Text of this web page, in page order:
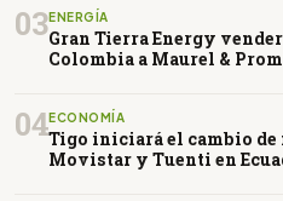
03ENERGÍA
Gran Tierra Energy
Colombia a Maurel & Prom
04ECONOMÍA
Tigo iniciará el cambio de
Movistar y Tuenti en